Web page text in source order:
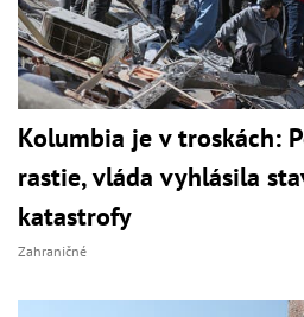
Kolumbia je v troskách:
rastie, vláda vyhlásila
katastrofy
Zahraničné